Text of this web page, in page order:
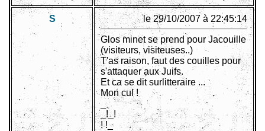
S le 29/10/2007 à 22:45:14
Glos minet se prend pour Jacouille
(visiteurs, visiteuses..)
T'as raison, faut des couilles pour
s'attaquer aux Juifs.
Et ca se dit surlitteraire ...
Mon cul !
_
_!_!
! !_